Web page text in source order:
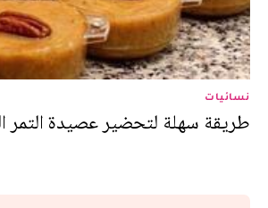
نسائيات
طريقة سهلة لتحضير عصيدة التمر